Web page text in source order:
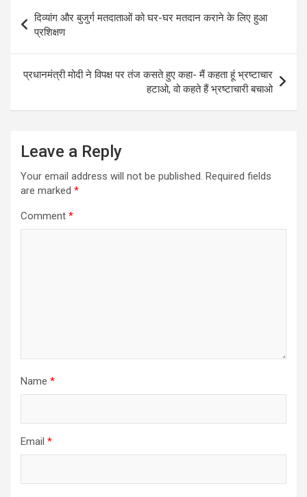
navigation
दिव्यांग और बुजुर्ग मतदाताओं को घर-घर मतदान कराने के लिए हुआ
प्रशिक्षण
प्रधानमंत्री मोदी ने विपक्ष पर तंज कसते हुए कहा- मैं कहता हूं भ्रष्टाचार
हटाओ, वो कहते हैं भ्रष्टाचारी बचाओ
Leave a Reply
Your email address will not be published. Required fields
are marked *
Comment *
Name *
Email *